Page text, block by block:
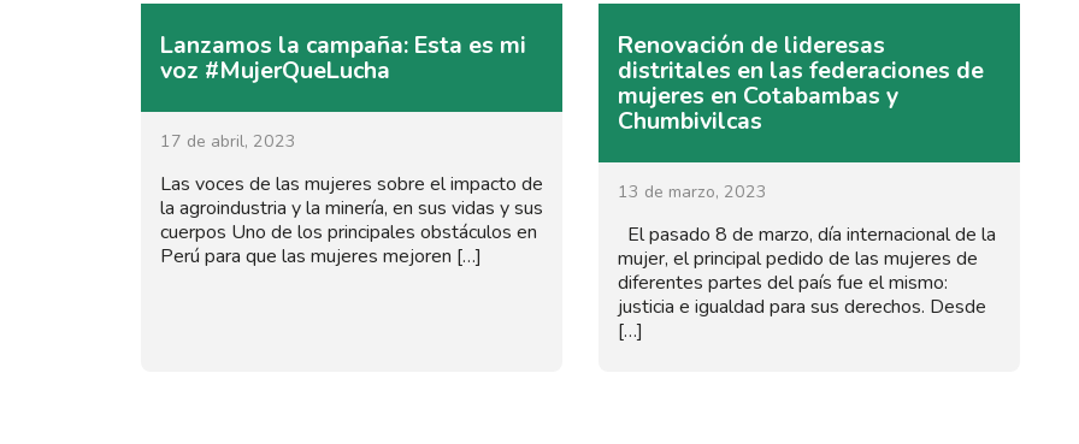
Lanzamos la campaña: Esta es mi
voz #MujerQueLucha
17 de abril, 2023
Las voces de las mujeres sobre el impacto de
la agroindustria y la minería, en sus vidas y sus
cuerpos Uno de los principales obstáculos en
Perú para que las mujeres mejoren […]
Renovación de lideresas
distritales en las federaciones de
mujeres en Cotabambas y
Chumbivilcas
13 de marzo, 2023
El pasado 8 de marzo, día internacional de la
mujer, el principal pedido de las mujeres de
diferentes partes del país fue el mismo:
justicia e igualdad para sus derechos. Desde
[…]